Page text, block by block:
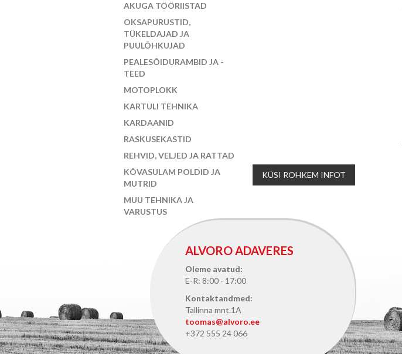
AKUGA TÖÖRIISTAD
OKSAPURUSTID,
TÜKELDAJAD JA
PUULÕHKUJAD
PEALESÕIDURAMBID JA -
TEED
MOTOPLOKK
KARTULI TEHNIKA
KARDAANID
RASKUSEKASTID
REHVID, VELJED JA RATTAD
KÕVASULAM POLDID JA
MUTRID
MUU TEHNIKA JA
VARUSTUS
KÜSI ROHKEM INFOT
ALVORO ADAVERES
Oleme avatud:
E-R: 8:00 - 17:00
Kontaktandmed:
Tallinna mnt.1A
toomas@alvoro.ee
+372 555 24 066